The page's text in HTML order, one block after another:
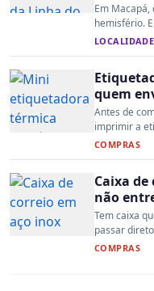
Em
hemisfério.
quem
Antes de
imprimir a
COMPRAS
Caixa
não
Tem caixa
passar
COMPRAS